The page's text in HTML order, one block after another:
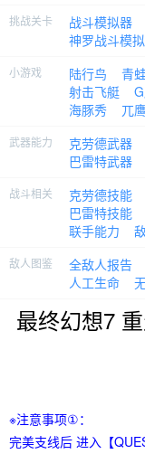
挑战关卡 战斗模拟器
神罗战斗模
小游戏 陆行鸟 青
射击飞艇
海豚秀
兀
武器能力 克劳德武器
巴雷特武器
战斗相关 克劳德技能
巴雷特技能
联手能力
敌人图鉴 全敌人报告
人工生命
最终幻想7
※注意事项①：
完美支线后 进入【